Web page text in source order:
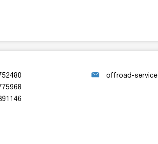
offroad-